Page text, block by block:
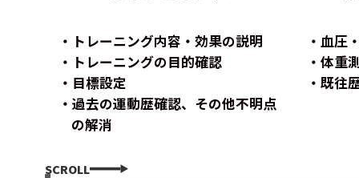
トレーニング内容・効果の説明
トレーニングの目的確認
目標設定
過去の運動歴確認、その他不明点
の解消
血圧
体重
既往
SCROLL